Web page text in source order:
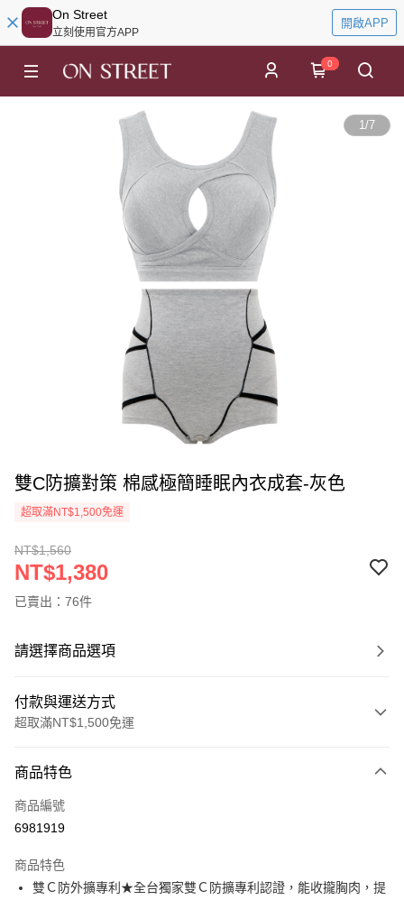
On Street
立刻使用官方APP
開啟APP
0
1/7
雙C防擴對策 棉感極簡睡眠內衣成套-灰色
超取滿NT$1,500免運
NT$1,560
NT$1,380
已賣出：76件
請選擇商品選項
付款與運送方式
超取滿NT$1,500免運
信用卡一次付款
信用卡分期付款
合作金庫商業銀行
華南商業銀行
彰化商業銀行
超商取貨付款
商品特色
商品編號
6981919
商品特色
雙Ｃ防外擴專利★全台獨家雙Ｃ防擴專利認證，能收攏胸肉，提